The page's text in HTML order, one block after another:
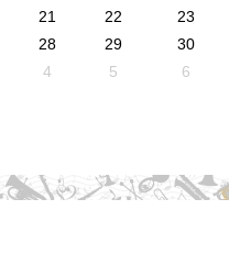
21 22
23
28 29
30
4 5 6